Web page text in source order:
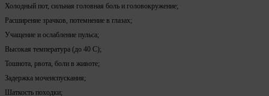
Холодный пот, сильная головная боль и головокружение;
Расширение зрачков, потемнение в глазах;
Учащение и ослабление пульса;
Высокая температура (до 40 С);
Тошнота, рвота, боли в животе;
Задержка мочеиспускания;
Шаткость походки;